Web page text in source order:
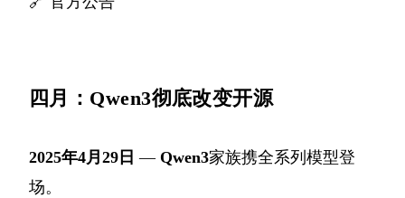
四月：Qwen3彻底改变开源
2025年4月29日 — Qwen3家族携全系列模型登
场。